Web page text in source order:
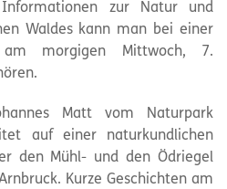
zur Natur und
Waldes kann man bei einer
am morgigen Mittwoch, 7.
Matt vom Naturpark
auf einer naturkundlichen
den Mühl- und den Ödriegel
Kurze Geschichten am